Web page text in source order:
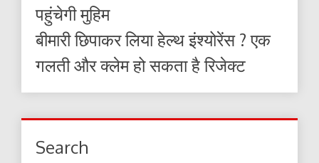
पहुंचेगी मुहिम
बीमारी छिपाकर लिया हेल्थ इंश्योरेंस ? एक
गलती और क्लेम हो सकता है रिजेक्ट
Search